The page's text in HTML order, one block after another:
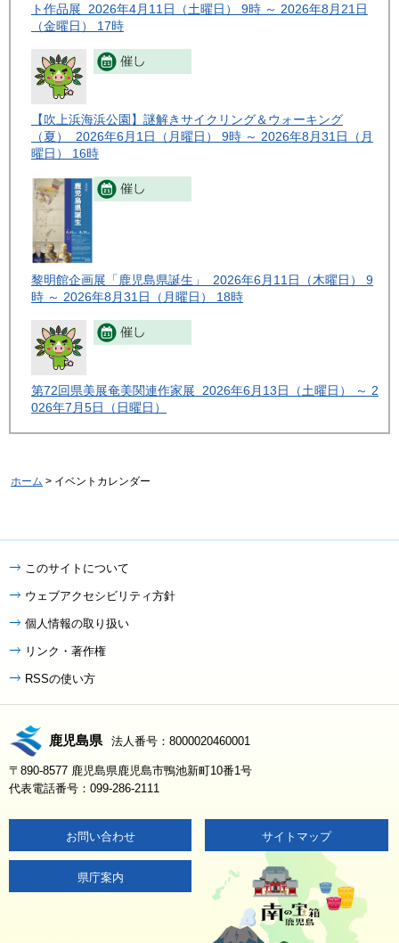
ト作品展 2026年4月11日（土曜日） 9時 ～ 2026年8月21日
（金曜日） 17時
【吹上浜海浜公園】謎解きサイクリング＆ウォーキング
（夏） 2026年6月1日（月曜日） 9時 ～ 2026年8月31日（月
曜日） 16時
黎明館企画展「鹿児島県誕生」 2026年6月11日（木曜日） 9
時 ～ 2026年8月31日（月曜日） 18時
第72回県美展奄美関連作家展 2026年6月13日（土曜日） ～ 2
026年7月5日（日曜日）
ホーム > イベントカレンダー
このサイトについて
ウェブアクセシビリティ方針
個人情報の取り扱い
リンク・著作権
RSSの使い方
鹿児島県 法人番号：8000020460001
〒890-8577 鹿児島県鹿児島市鴨池新町10番1号
代表電話番号：099-286-2111
お問い合わせ サイトマップ
県庁案内